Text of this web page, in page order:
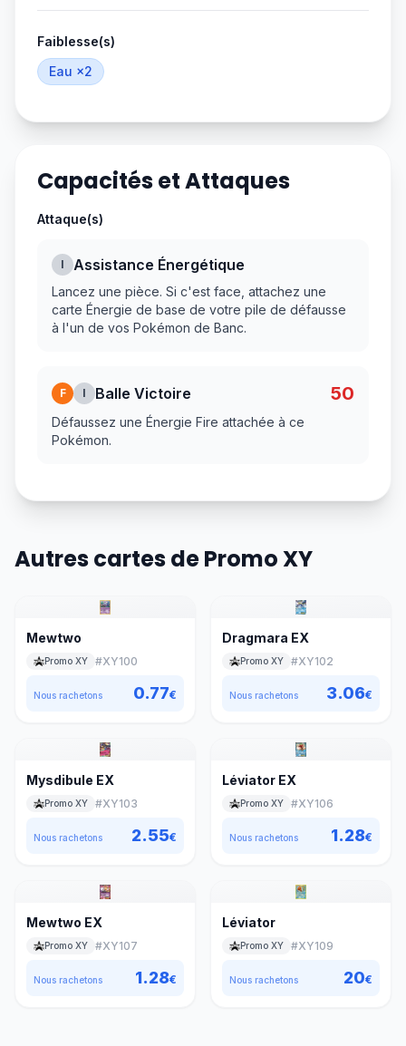
Faiblesse(s)
Eau ×2
Capacités et Attaques
Attaque(s)
I Assistance Énergétique
Lancez une pièce. Si c'est face, attachez une
carte Énergie de base de votre pile de défausse
à l'un de vos Pokémon de Banc.
F I Balle Victoire 50
Défaussez une Énergie Fire attachée à ce
Pokémon.
Autres cartes de Promo XY
Mewtwo
Promo XY #XY100
Nous rachetons 0.77€
Dragmara EX
Promo XY #XY102
Nous rachetons 3.06€
Mysdibule EX
Promo XY #XY103
Nous rachetons 2.55€
Léviator EX
Promo XY #XY106
Nous rachetons 1.28€
Mewtwo EX
Promo XY #XY107
Nous rachetons 1.28€
Léviator
Promo XY #XY109
Nous rachetons 20€